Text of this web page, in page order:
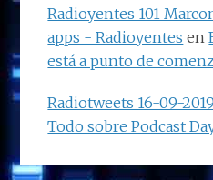
Radioyentes 101
apps - Radioyentes en
está a punto de
Radiotweets 16-09-
Todo sobre Podcast